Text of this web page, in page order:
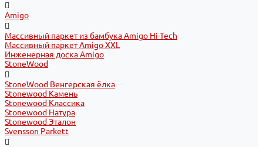
Amigo
Массивный паркет из бамбука Amigo Hi-Tech
Массивный паркет Amigo XXL
Инженерная доска Amigo
StoneWood
StoneWood Венгерская ёлка
Stonewood Камень
Stonewood Классика
Stonewood Натура
Stonewood Эталон
Svensson Parkett